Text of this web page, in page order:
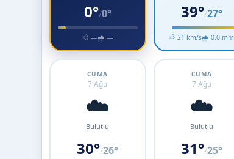
0°/0°
💨 —🌧 —
39°/27°
💨 21 km/s🌧 0.0 mm
CUMA
7 Ağu
☁️
Bulutlu
30°/26°
CUMA
7 Ağu
☁️
Bulutlu
31°/25°